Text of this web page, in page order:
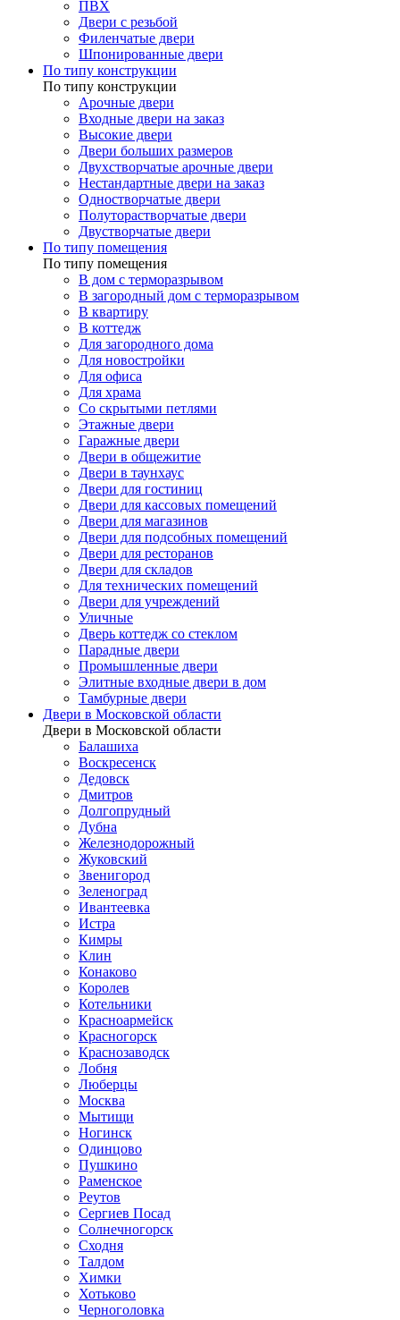
ПВХ
Двери с резьбой
Филенчатые двери
Шпонированные двери
По типу конструкции
По типу конструкции
Арочные двери
Входные двери на заказ
Высокие двери
Двери больших размеров
Двухстворчатые арочные двери
Нестандартные двери на заказ
Одностворчатые двери
Полуторастворчатые двери
Двустворчатые двери
По типу помещения
По типу помещения
В дом с терморазрывом
В загородный дом с терморазрывом
В квартиру
В коттедж
Для загородного дома
Для новостройки
Для офиса
Для храма
Со скрытыми петлями
Этажные двери
Гаражные двери
Двери в общежитие
Двери в таунхаус
Двери для гостиниц
Двери для кассовых помещений
Двери для магазинов
Двери для подсобных помещений
Двери для ресторанов
Двери для складов
Для технических помещений
Двери для учреждений
Уличные
Дверь коттедж со стеклом
Парадные двери
Промышленные двери
Элитные входные двери в дом
Тамбурные двери
Двери в Московской области
Двери в Московской области
Балашиха
Воскресенск
Дедовск
Дмитров
Долгопрудный
Дубна
Железнодорожный
Жуковский
Звенигород
Зеленоград
Ивантеевка
Истра
Кимры
Клин
Конаково
Королев
Котельники
Красноармейск
Красногорск
Краснозаводск
Лобня
Люберцы
Москва
Мытищи
Ногинск
Одинцово
Пушкино
Раменское
Реутов
Сергиев Посад
Солнечногорск
Сходня
Талдом
Химки
Хотьково
Черноголовка